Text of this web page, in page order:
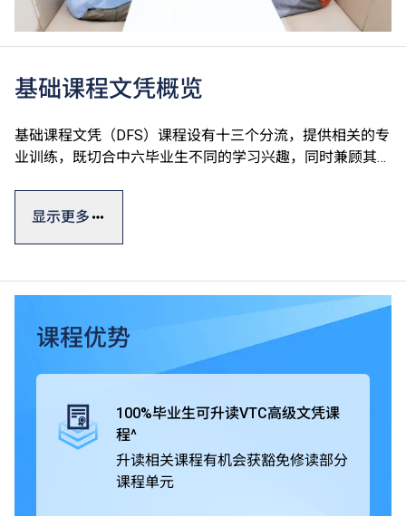
基础课程文凭概览
基础课程文凭（DFS）课程设有十三个分流，提供相关的专
业训练，既切合中六毕业生不同的学习兴趣，同时兼顾其升
讯科技学院（HKIIT）及青年学院（YC）开办，全属政府资
助。
基础课程文凭一般修读期为一年，设计强调专业及通用技能
毕业生可直升VTC高级文凭课程，并有机会获豁免修读部分
课程单元。
此外，基础课程文凭获公务员事务局认可，在公务员聘任上
被视为等同具备香港中学文凭考试（HKDSE）五科（包括
中国语文和英国语文科目）第2级成绩。同学亦可考虑修读
选修单元「基础数学（三）」，以申请需具备等同HKDSE
显示更多
课程优势
100%毕业生可升读VTC高级文凭课
程^
升读相关课程有机会获豁免修读部分
课程单元